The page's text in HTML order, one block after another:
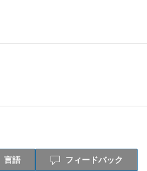
言語 フィードバック